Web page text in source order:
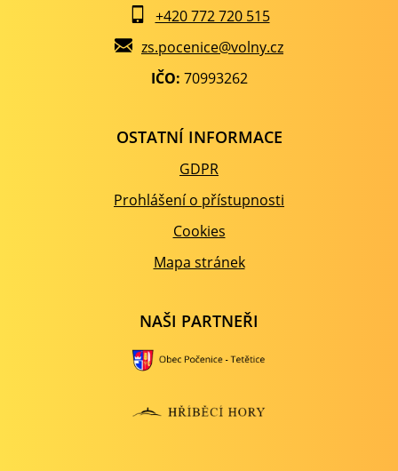
+420 772 720 515
zs.pocenice@volny.cz
IČO: 70993262
OSTATNÍ INFORMACE
GDPR
Prohlášení o přístupnosti
Cookies
Mapa stránek
NAŠI PARTNEŘI